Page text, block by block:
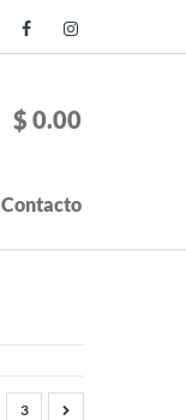
$ 0.00
Contacto
3